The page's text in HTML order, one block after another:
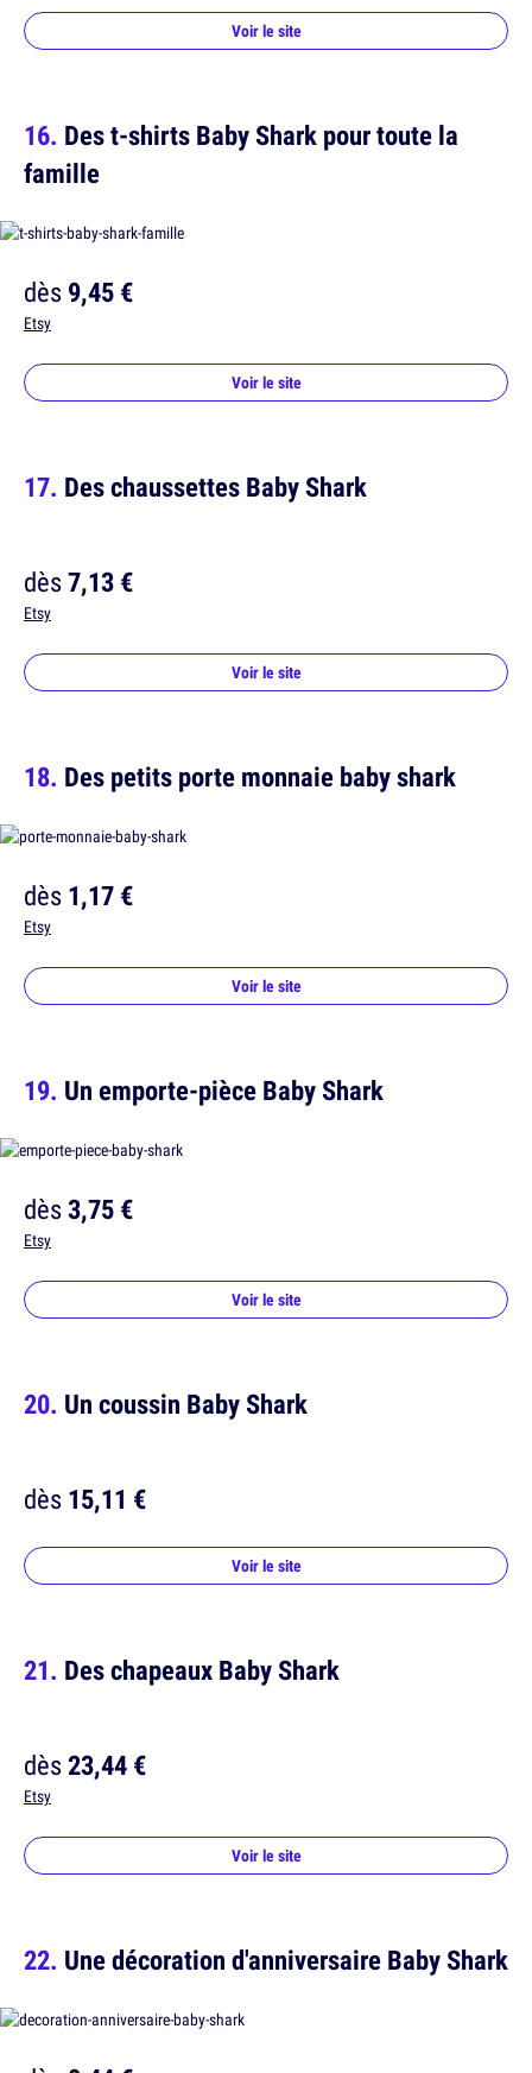
Voir le site
Des t-shirts Baby Shark pour toute la
famille
dès9,45 €
Etsy
Voir le site
Des chaussettes Baby Shark
dès7,13 €
Etsy
Voir le site
Des petits porte monnaie baby shark
dès1,17 €
Etsy
Voir le site
Un emporte-pièce Baby Shark
dès3,75 €
Etsy
Voir le site
Un coussin Baby Shark
dès15,11 €
Voir le site
Des chapeaux Baby Shark
dès23,44 €
Etsy
Voir le site
Une décoration d'anniversaire Baby Shark